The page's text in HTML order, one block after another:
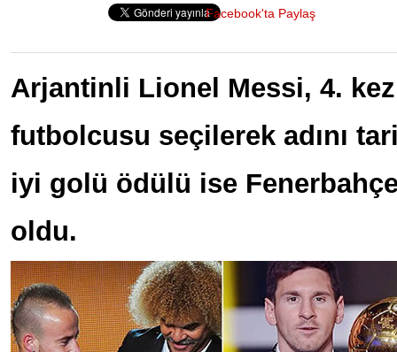
Facebook'ta Paylaş
Arjantinli Lionel Messi, 4. kez
futbolcusu seçilerek adını
iyi golü ödülü ise
oldu.